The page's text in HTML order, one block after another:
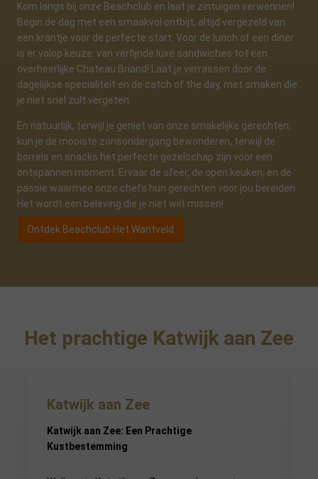
Kom langs bij onze Beachclub en laat je zintuigen verwennen!
Begin de dag met een smaakvol ontbijt, altijd vergezeld van
een krantje voor de perfecte start. Voor de lunch of een diner
is er volop keuze: van verfijnde luxe sandwiches tot een
overheerlijke Chateau Briand! Laat je verrassen door de
dagelijkse specialiteit en de catch of the day, met smaken die
je niet snel zult vergeten.
En natuurlijk, terwijl je geniet van onze smakelijke gerechten,
kun je de mooiste zonsondergang bewonderen, terwijl de
borrels en snacks het perfecte gezelschap zijn voor een
ontspannen moment. Ervaar de sfeer, de open keuken, en de
passie waarmee onze chefs hun gerechten voor jou bereiden.
Het wordt een beleving die je niet wilt missen!
Ontdek Beachclub Het Wantveld
Het prachtige Katwijk aan Zee
Katwijk aan Zee
Katwijk aan Zee: Een Prachtige
Kustbestemming